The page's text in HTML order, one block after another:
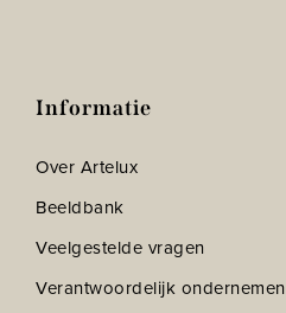
Informatie
Over Artelux
Beeldbank
Veelgestelde vragen
Verantwoordelijk ondernemen